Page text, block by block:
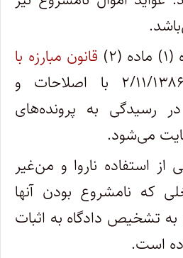
(۲)
قانون مبارزه با
مصوب ۲/۱۱/۱۳۸۶ با اصلاحات و
رسیدگی به پرونده‌های
می‌شود.
از استفاده ناروا و من‌غیر
که نامشروع بودن آنها
تشخیص دادگاه به اثبات
است.